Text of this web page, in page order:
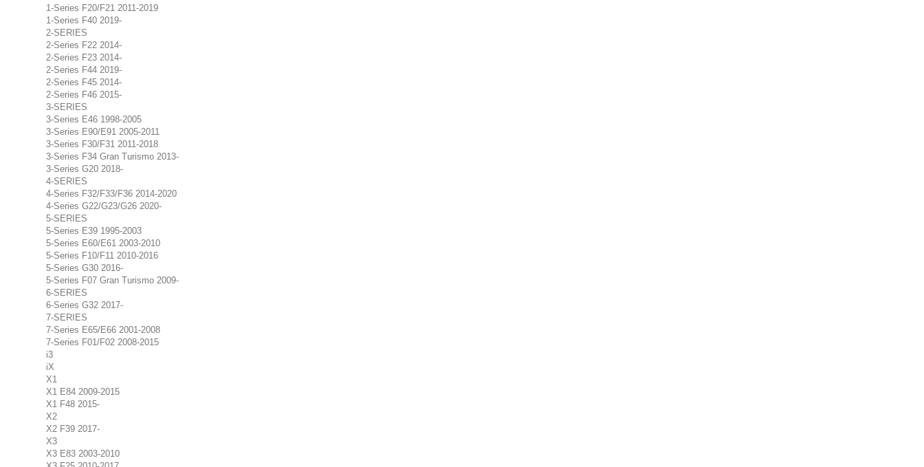
1-Series F20/F21 2011-2019
1-Series F40 2019-
2-SERIES
2-Series F22 2014-
2-Series F23 2014-
2-Series F44 2019-
2-Series F45 2014-
2-Series F46 2015-
3-SERIES
3-Series E46 1998-2005
3-Series E90/E91 2005-2011
3-Series F30/F31 2011-2018
3-Series F34 Gran Turismo 2013-
3-Series G20 2018-
4-SERIES
4-Series F32/F33/F36 2014-2020
4-Series G22/G23/G26 2020-
5-SERIES
5-Series E39 1995-2003
5-Series E60/E61 2003-2010
5-Series F10/F11 2010-2016
5-Series G30 2016-
5-Series F07 Gran Turismo 2009-
6-SERIES
6-Series G32 2017-
7-SERIES
7-Series E65/E66 2001-2008
7-Series F01/F02 2008-2015
i3
iX
X1
X1 E84 2009-2015
X1 F48 2015-
X2
X2 F39 2017-
X3
X3 E83 2003-2010